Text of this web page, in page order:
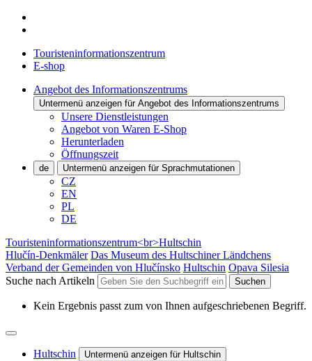
Touristeninformationszentrum
E-shop
Angebot des Informationszentrums
Untermenü anzeigen für Angebot des Informationszentrums
Unsere Dienstleistungen
Angebot von Waren E-Shop
Herunterladen
Öffnungszeit
de Untermenü anzeigen für Sprachmutationen
CZ
EN
PL
DE
Touristeninformationszentrum<br>Hultschin
Hlučín-Denkmäler Das Museum des Hultschiner Ländchens
Verband der Gemeinden von Hlučínsko Hultschin Opava Silesia
Suche nach Artikeln
Suchen
Kein Ergebnis passt zum von Ihnen aufgeschriebenen Begriff.
Hultschin Untermenü anzeigen für Hultschin